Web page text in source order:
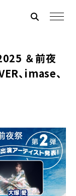
＆前夜
、imase、